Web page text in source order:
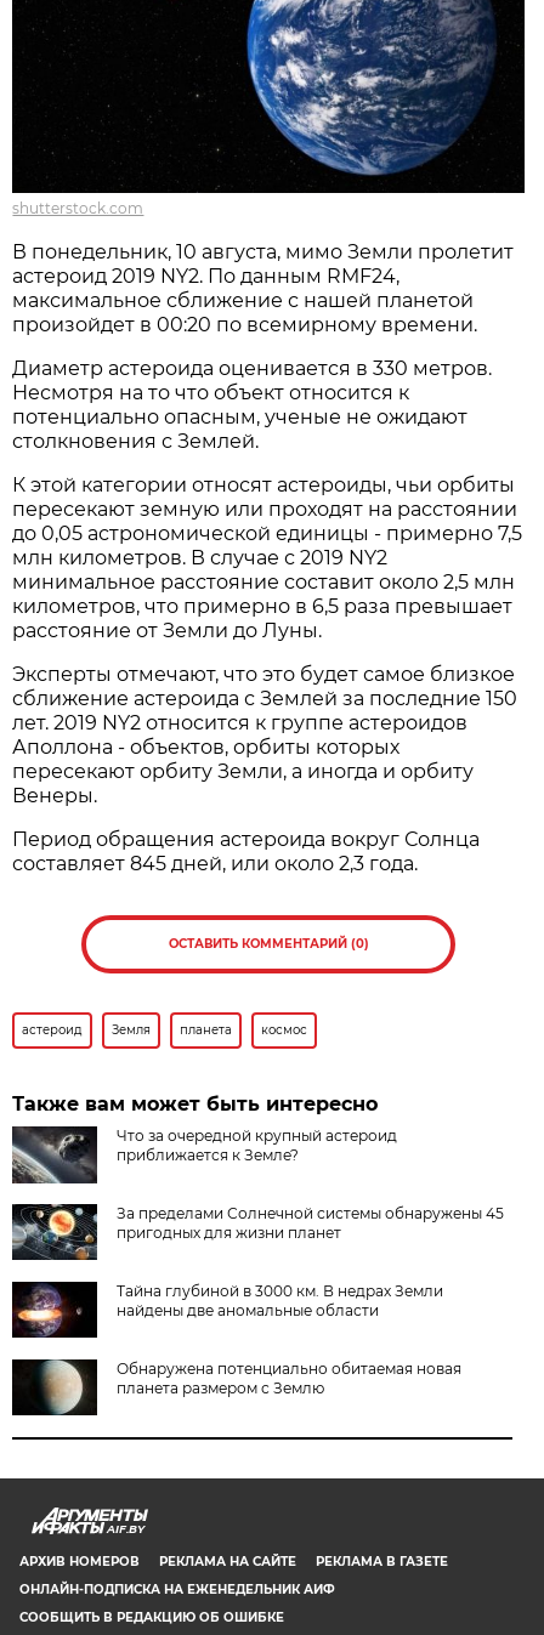
shutterstock.com
В понедельник, 10 августа, мимо Земли пролетит
астероид 2019 NY2. По данным RMF24,
максимальное сближение с нашей планетой
произойдет в 00:20 по всемирному времени.
Диаметр астероида оценивается в 330 метров.
Несмотря на то что объект относится к
потенциально опасным, ученые не ожидают
столкновения с Землей.
К этой категории относят астероиды, чьи орбиты
пересекают земную или проходят на расстоянии
до 0,05 астрономической единицы - примерно 7,5
млн километров. В случае с 2019 NY2
минимальное расстояние составит около 2,5 млн
километров, что примерно в 6,5 раза превышает
расстояние от Земли до Луны.
Эксперты отмечают, что это будет самое близкое
сближение астероида с Землей за последние 150
лет. 2019 NY2 относится к группе астероидов
Аполлона - объектов, орбиты которых
пересекают орбиту Земли, а иногда и орбиту
Венеры.
Период обращения астероида вокруг Солнца
составляет 845 дней, или около 2,3 года.
ОСТАВИТЬ КОММЕНТАРИЙ (0)
астероид Земля планета космос
Также вам может быть интересно
Что за очередной крупный астероид
приближается к Земле?
За пределами Солнечной системы обнаружены 45
пригодных для жизни планет
Тайна глубиной в 3000 км. В недрах Земли
найдены две аномальные области
Обнаружена потенциально обитаемая новая
планета размером с Землю
AIF.BY
АРХИВ НОМЕРОВ РЕКЛАМА НА САЙТЕ
РЕКЛАМА В ГАЗЕТЕ
ОНЛАЙН-ПОДПИСКА НА ЕЖЕНЕДЕЛЬНИК АИФ
СООБЩИТЬ В РЕДАКЦИЮ ОБ ОШИБКЕ